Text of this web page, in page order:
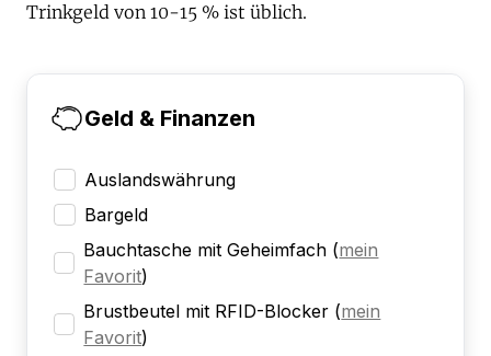
Trinkgeld von 10-15 % ist üblich.
Geld & Finanzen
Auslandswährung
Bargeld
Bauchtasche mit Geheimfach (mein
Favorit)
Brustbeutel mit RFID-Blocker (mein
Favorit)